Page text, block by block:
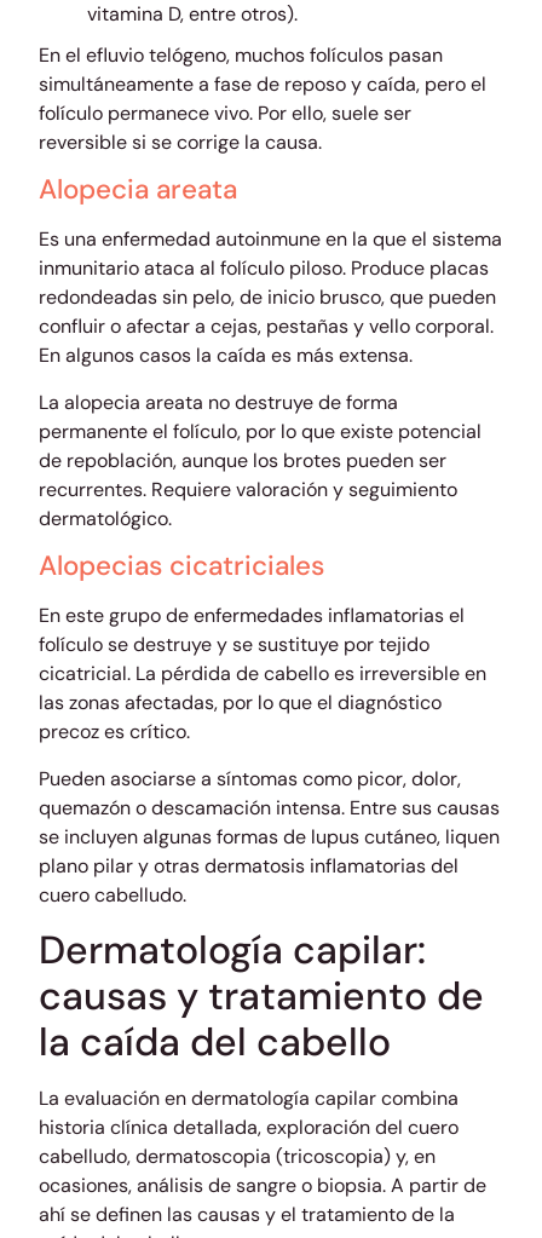
vitamina D, entre otros).
En el efluvio telógeno, muchos folículos pasan
simultáneamente a fase de reposo y caída, pero el
folículo permanece vivo. Por ello, suele ser
reversible si se corrige la causa.
Alopecia areata
Es una enfermedad autoinmune en la que el sistema
inmunitario ataca al folículo piloso. Produce placas
redondeadas sin pelo, de inicio brusco, que pueden
confluir o afectar a cejas, pestañas y vello corporal.
En algunos casos la caída es más extensa.
La alopecia areata no destruye de forma
permanente el folículo, por lo que existe potencial
de repoblación, aunque los brotes pueden ser
recurrentes. Requiere valoración y seguimiento
dermatológico.
Alopecias cicatriciales
En este grupo de enfermedades inflamatorias el
folículo se destruye y se sustituye por tejido
cicatricial. La pérdida de cabello es irreversible en
las zonas afectadas, por lo que el diagnóstico
precoz es crítico.
Pueden asociarse a síntomas como picor, dolor,
quemazón o descamación intensa. Entre sus causas
se incluyen algunas formas de lupus cutáneo, liquen
plano pilar y otras dermatosis inflamatorias del
cuero cabelludo.
Dermatología capilar:
causas y tratamiento de
la caída del cabello
La evaluación en dermatología capilar combina
historia clínica detallada, exploración del cuero
cabelludo, dermatoscopia (tricoscopia) y, en
ocasiones, análisis de sangre o biopsia. A partir de
ahí se definen las causas y el tratamiento de la